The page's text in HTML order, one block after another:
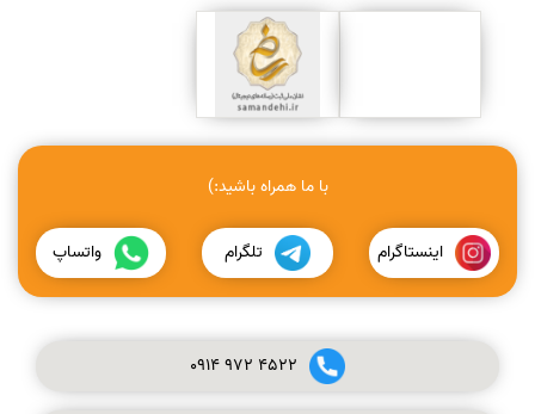
با ما همراه باشید:)
اینستاگرام تلگرام واتساپ
0914972 4522